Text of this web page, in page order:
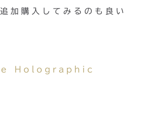
加購入してみるのも良い
Holographic